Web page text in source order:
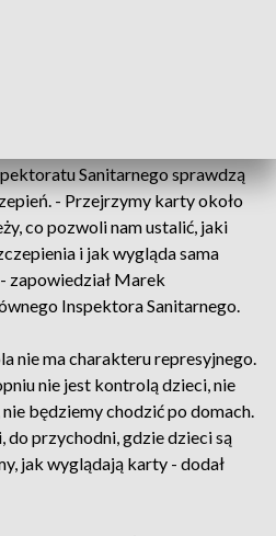
Sanitarnego sprawdzą
- Przejrzymy karty około
co pozwoli nam ustalić, jaki
i jak wygląda sama
zapowiedział Marek
Inspektora Sanitarnego.
nie ma charakteru represyjnego.
nie jest kontrolą dzieci, nie
będziemy chodzić po domach.
przychodni, gdzie dzieci są
jak wyglądają karty - dodał